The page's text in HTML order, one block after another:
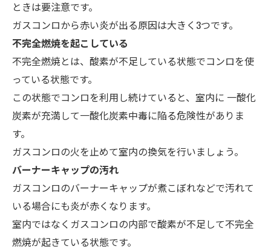
ときは要注意です。
ガスコンロから赤い炎が出る原因は大きく3つです。
不完全燃焼を起こしている
不完全燃焼とは、酸素が不足している状態でコンロを使
っている状態です。
この状態でコンロを利用し続けていると、室内に 一酸化
炭素が充満して一酸化炭素中毒に陥る危険性がありま
す。
ガスコンロの火を止めて室内の換気を行いましょう。
バーナーキャップの汚れ
ガスコンロのバーナーキャップが煮こぼれなどで汚れて
いる場合にも炎が赤くなります。
室内ではなくガスコンロの内部で酸素が不足して不完全
燃焼が起きている状態です。